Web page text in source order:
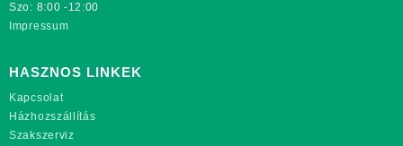
Szo: 8:00 -12:00
Impressum
HASZNOS LINKEK
Kapcsolat
Házhozszállítás
Szakszerviz